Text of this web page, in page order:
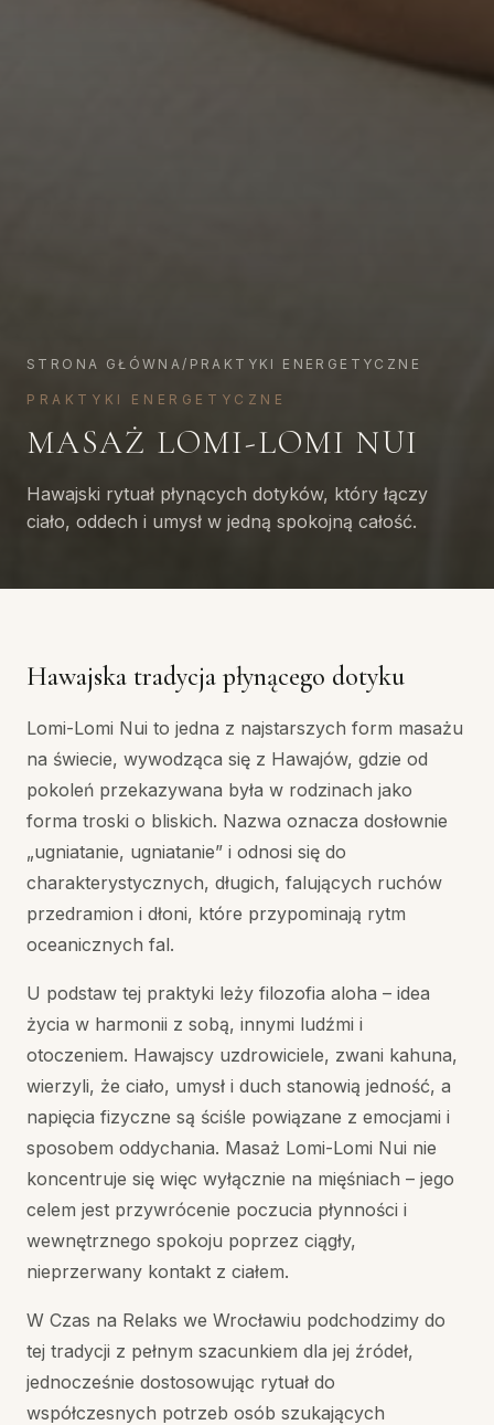
STRONA GŁÓWNA/ PRAKTYKI ENERGETYCZNE
PRAKTYKI ENERGETYCZNE
MASAŻ LOMI-LOMI NUI
Hawajski rytuał płynących dotyków, który łączy
ciało, oddech i umysł w jedną spokojną całość.
Hawajska tradycja płynącego dotyku
Lomi-Lomi Nui to jedna z najstarszych form masażu
na świecie, wywodząca się z Hawajów, gdzie od
pokoleń przekazywana była w rodzinach jako
forma troski o bliskich. Nazwa oznacza dosłownie
„ugniatanie, ugniatanie” i odnosi się do
charakterystycznych, długich, falujących ruchów
przedramion i dłoni, które przypominają rytm
oceanicznych fal.
U podstaw tej praktyki leży filozofia aloha – idea
życia w harmonii z sobą, innymi ludźmi i
otoczeniem. Hawajscy uzdrowiciele, zwani kahuna,
wierzyli, że ciało, umysł i duch stanowią jedność, a
napięcia fizyczne są ściśle powiązane z emocjami i
sposobem oddychania. Masaż Lomi-Lomi Nui nie
koncentruje się więc wyłącznie na mięśniach – jego
celem jest przywrócenie poczucia płynności i
wewnętrznego spokoju poprzez ciągły,
nieprzerwany kontakt z ciałem.
W Czas na Relaks we Wrocławiu podchodzimy do
tej tradycji z pełnym szacunkiem dla jej źródeł,
jednocześnie dostosowując rytuał do
współczesnych potrzeb osób szukających